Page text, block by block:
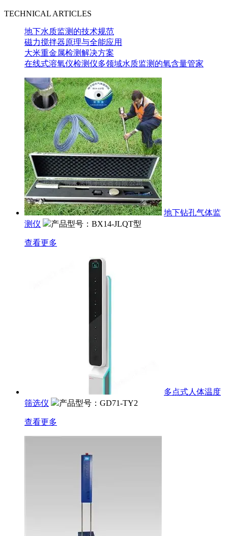
TECHNICAL ARTICLES
地下水质监测的技术规范
磁力搅拌器原理与全能应用
大米重金属检测解决方案
在线式溶氧仪检测仪多领域水质监测的氧含量管家
地下钻孔气体监
测仪
产品型号：BX14-JLQT型
查看更多
多点式人体温度
筛选仪
产品型号：GD71-TY2
查看更多